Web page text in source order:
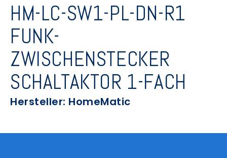
HM-LC-SW1-PL-DN-R1
FUNK-
ZWISCHENSTECKER
SCHALTAKTOR 1-FACH
Hersteller: HomeMatic